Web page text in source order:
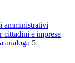
amministrativi
cittadini e imprese
analoga 5